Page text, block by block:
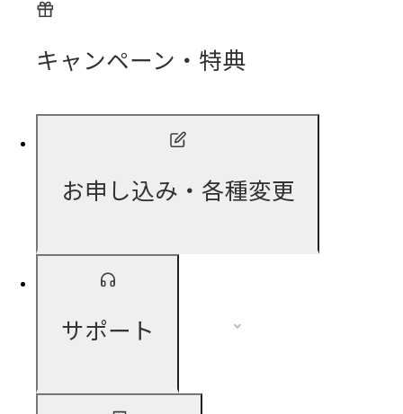
キャンペーン・特典
お申し込み・各種変更
サポート